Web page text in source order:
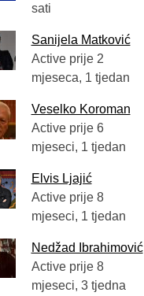
sati
Sanijela Matković
Active prije 2
mjeseca, 1 tjedan
Veselko Koroman
Active prije 6
mjeseci, 1 tjedan
Elvis Ljajić
Active prije 8
mjeseci, 1 tjedan
Nedžad Ibrahimović
Active prije 8
mjeseci, 3 tjedna